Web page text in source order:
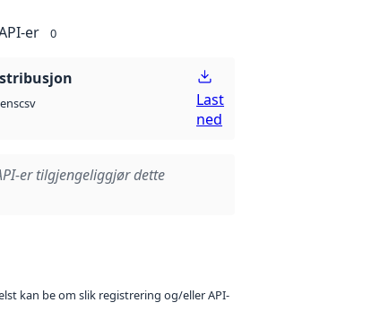
er 0
csv
Last
ned
er tilgjengeliggjør dette
kan be om slik registrering og/eller API-